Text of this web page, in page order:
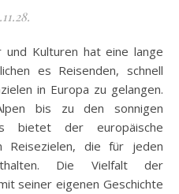
es Reisenden, schnell
in Europa zu gelangen.
bis zu den sonnigen
bietet der europäische
Reisezielen, die für jeden
Die Vielfalt der
seiner eigenen Geschichte